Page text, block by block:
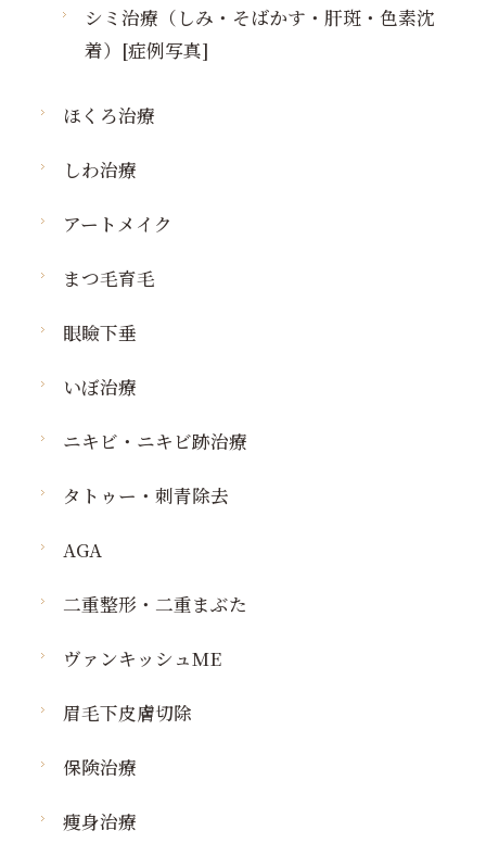
シミ治療（しみ・そばかす・肝斑・色素沈
着）[症例写真]
ほくろ治療
しわ治療
アートメイク
まつ毛育毛
眼瞼下垂
いぼ治療
ニキビ・ニキビ跡治療
タトゥー・刺青除去
AGA
二重整形・二重まぶた
ヴァンキッシュME
眉毛下皮膚切除
保険治療
痩身治療